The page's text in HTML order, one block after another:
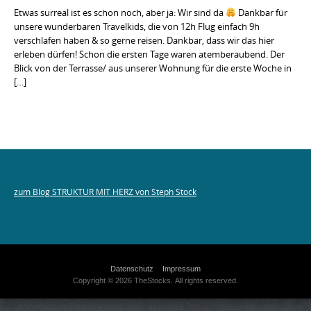
Etwas surreal ist es schon noch, aber ja: Wir sind da
Dankbar für
unsere wunderbaren Travelkids, die von 12h Flug einfach 9h
verschlafen haben & so gerne reisen. Dankbar, dass wir das hier
erleben dürfen! Schon die ersten Tage waren atemberaubend. Der
Blick von der Terrasse/ aus unserer Wohnung für die erste Woche in
[…]
zum Blog STRUKTUR MIT HERZ von Steph Stock
Datenschutz
Impressum
Copyright © 2026 TheStocks. All rights reserved.